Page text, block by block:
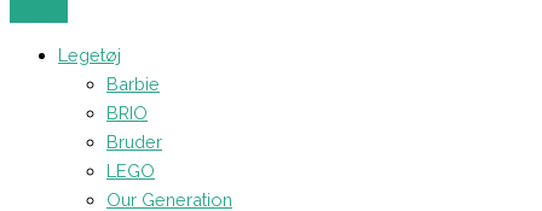
Legetøj
Barbie
BRIO
Bruder
LEGO
Our Generation